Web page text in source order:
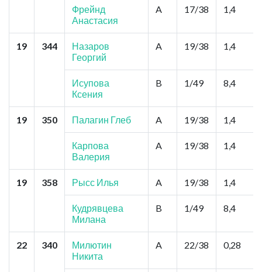
Фрейнд
Анастасия
A 17/38 1,4
19 344
Назаров
Георгий
A 19/38 1,4
Исупова
Ксения
B 1/49 8,4
19 350 Палагин Глеб A 19/38 1,4
Карпова
Валерия
A 19/38 1,4
19 358 Рысс Илья A 19/38 1,4
Кудрявцева
Милана
B 1/49 8,4
22 340
Милютин
Никита
A 22/38 0,28